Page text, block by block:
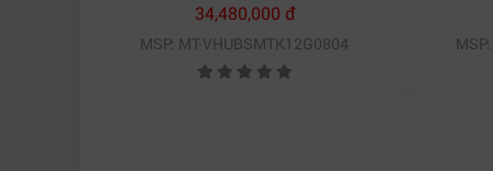
34,480,000 đ
MSP: MT-VHUBSMTK12G0804